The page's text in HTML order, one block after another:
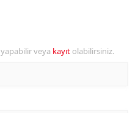
yapabilir veya kayıt olabilirsiniz.